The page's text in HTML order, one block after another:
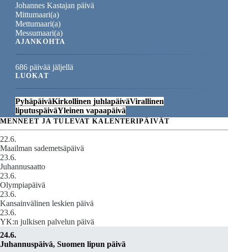
Johannes Kastajan päivä
Mittumaari(a)
Mettumaari(a)
Messumaari(a)
AJANKOHTA
686 päivää jäljellä
LUOKAT
PyhäpäiväKirkollinen juhlapäiväVirallinen
liputuspäiväYleinen vapaapäivä
MENNEET JA TULEVAT KALENTERIPÄIVÄT
22.6.
Maailman sademetsäpäivä
23.6.
Juhannusaatto
23.6.
Olympiapäivä
23.6.
Kansainvälinen leskien päivä
23.6.
YK:n julkisen palvelun päivä
24.6.
Juhannuspäivä, Suomen lipun päivä